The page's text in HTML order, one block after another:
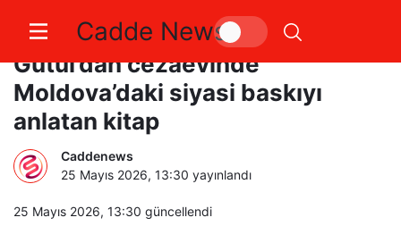
Cadde News
Gagavuzya Başkanı Evghenia
Gutul’dan cezaevinde
Moldova’daki siyasi baskıyı
anlatan kitap
Caddenews
25 Mayıs 2026, 13:30 yayınlandı
25 Mayıs 2026, 13:30 güncellendi